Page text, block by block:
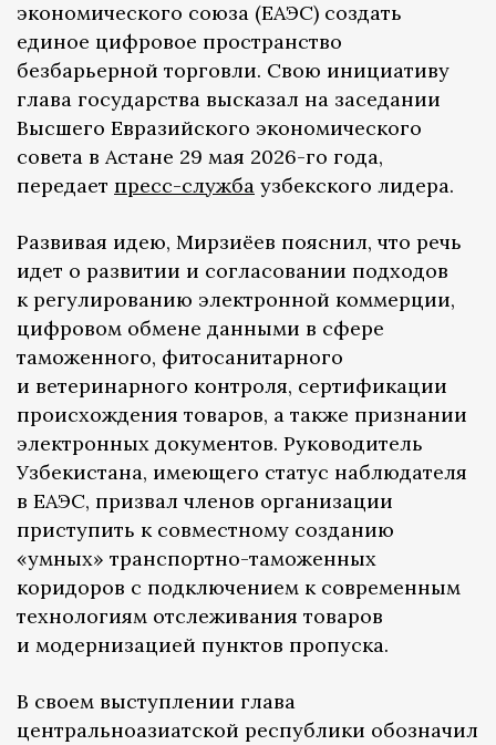
экономического союза (ЕАЭС) создать
единое цифровое пространство
безбарьерной торговли. Свою инициативу
глава государства высказал на заседании
Высшего Евразийского экономического
совета в Астане 29 мая 2026-го года,
передает пресс-служба узбекского лидера.
Развивая идею, Мирзиёев пояснил, что речь
идет о развитии и согласовании подходов
к регулированию электронной коммерции,
цифровом обмене данными в сфере
таможенного, фитосанитарного
и ветеринарного контроля, сертификации
происхождения товаров, а также признании
электронных документов. Руководитель
Узбекистана, имеющего статус наблюдателя
в ЕАЭС, призвал членов организации
приступить к совместному созданию
«умных» транспортно-таможенных
коридоров с подключением к современным
технологиям отслеживания товаров
и модернизацией пунктов пропуска.
В своем выступлении глава
центральноазиатской республики обозначил